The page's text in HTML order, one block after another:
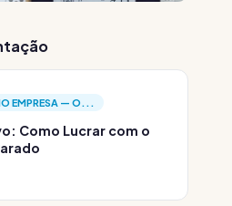
EMPRESA — O...
Como Lucrar com o